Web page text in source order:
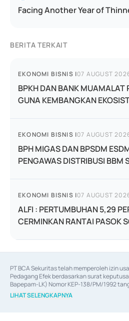
Facing Another Year of
BERITA TERKAIT
EKONOMI BISNIS |07 AUGUST
BPKH DAN BANK MUAMALAT
GUNA KEMBANGKAN
EKONOMI BISNIS |07 AUGUST
BPH MIGAS DAN BPSDM
PENGAWAS DISTRIBUSI BBM
EKONOMI BISNIS |07 AUGUST
ALFI : PERTUMBUHAN 5,29
CERMINKAN RANTAI PASOK
PT BCA Sekuritas telah memperoleh izin
Pedagang Efek berdasarkan surat
Bapepam-LK) Nomor KEP-138/PM/1992
06/D.04/2014 tanggal 28 Februari 2014, izin
Efek berdasarkan surat keputusan Otoritas
LIHAT SELENGKAPNYA